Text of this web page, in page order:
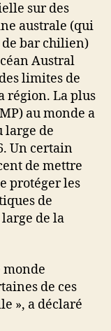
sur des
australe (qui
de bar chilien)
Austral
limites de
région. La plus
au monde a
large de
Un certain
de mettre
protéger les
de
de la
monde
de ces
», a déclaré